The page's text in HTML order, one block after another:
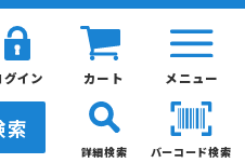
メニュー
カート
グイン
索
バーコード検索
詳細検索